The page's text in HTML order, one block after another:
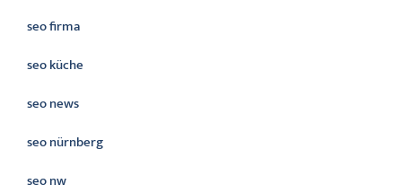
seo firma
seo küche
seo news
seo nürnberg
seo nw